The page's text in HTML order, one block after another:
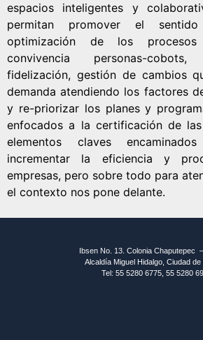
espacios inteligentes y
permitan promover el
optimización de los procesos
convivencia personas-
fidelización, gestión de cambios
demanda atendiendo los factores
y re-priorizar los planes y
enfocados a la certificación de
elementos claves
incrementar la eficiencia y
empresas, pero sobre todo para
el contexto nos pone delante.
Ibsen No. 13. Colonia Chaputepec
Alcaldía Miguel Hidalgo, Ciudad de
Tel: 55 5280 6775, 55 5280